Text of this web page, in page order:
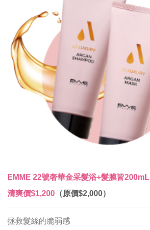
EMME 22號奢華金采髮浴+髮膜皆200mL
清爽價$1,200 （原價$2,000）
拯救髮絲的脆弱感